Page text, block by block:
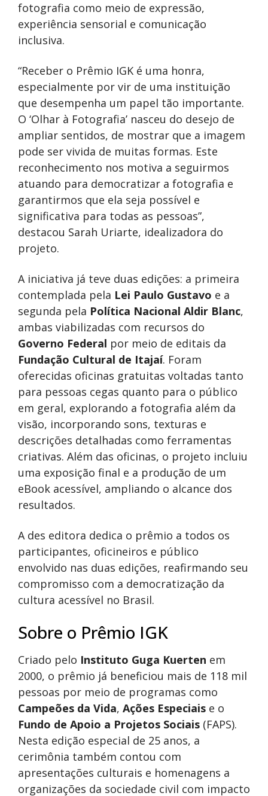
fotografia como meio de expressão,
experiência sensorial e comunicação
inclusiva.
“Receber o Prêmio IGK é uma honra,
especialmente por vir de uma instituição
que desempenha um papel tão importante.
O ‘Olhar à Fotografia’ nasceu do desejo de
ampliar sentidos, de mostrar que a imagem
pode ser vivida de muitas formas. Este
reconhecimento nos motiva a seguirmos
atuando para democratizar a fotografia e
garantirmos que ela seja possível e
significativa para todas as pessoas”,
destacou Sarah Uriarte, idealizadora do
projeto.
A iniciativa já teve duas edições: a primeira
contemplada pela Lei Paulo Gustavo e a
segunda pela Política Nacional Aldir Blanc,
ambas viabilizadas com recursos do
Governo Federal por meio de editais da
Fundação Cultural de Itajaí. Foram
oferecidas oficinas gratuitas voltadas tanto
para pessoas cegas quanto para o público
em geral, explorando a fotografia além da
visão, incorporando sons, texturas e
descrições detalhadas como ferramentas
criativas. Além das oficinas, o projeto incluiu
uma exposição final e a produção de um
eBook acessível, ampliando o alcance dos
resultados.
A des editora dedica o prêmio a todos os
participantes, oficineiros e público
envolvido nas duas edições, reafirmando seu
compromisso com a democratização da
cultura acessível no Brasil.
Sobre o Prêmio IGK
Criado pelo Instituto Guga Kuerten em
2000, o prêmio já beneficiou mais de 118 mil
pessoas por meio de programas como
Campeões da Vida, Ações Especiais e o
Fundo de Apoio a Projetos Sociais (FAPS).
Nesta edição especial de 25 anos, a
cerimônia também contou com
apresentações culturais e homenagens a
organizações da sociedade civil com impacto